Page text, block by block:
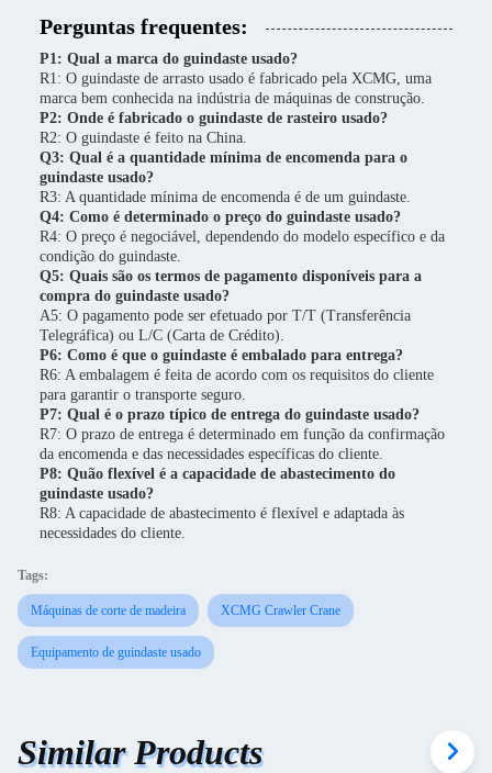
Perguntas frequentes:
P1: Qual a marca do guindaste usado?
R1: O guindaste de arrasto usado é fabricado pela XCMG, uma
marca bem conhecida na indústria de máquinas de construção.
P2: Onde é fabricado o guindaste de rasteiro usado?
R2: O guindaste é feito na China.
Q3: Qual é a quantidade mínima de encomenda para o
guindaste usado?
R3: A quantidade mínima de encomenda é de um guindaste.
Q4: Como é determinado o preço do guindaste usado?
R4: O preço é negociável, dependendo do modelo específico e da
condição do guindaste.
Q5: Quais são os termos de pagamento disponíveis para a
compra do guindaste usado?
A5: O pagamento pode ser efetuado por T/T (Transferência
Telegráfica) ou L/C (Carta de Crédito).
P6: Como é que o guindaste é embalado para entrega?
R6: A embalagem é feita de acordo com os requisitos do cliente
para garantir o transporte seguro.
P7: Qual é o prazo típico de entrega do guindaste usado?
R7: O prazo de entrega é determinado em função da confirmação
da encomenda e das necessidades específicas do cliente.
P8: Quão flexível é a capacidade de abastecimento do
guindaste usado?
R8: A capacidade de abastecimento é flexível e adaptada às
necessidades do cliente.
Tags:
Máquinas de corte de madeira XCMG Crawler Crane
Equipamento de guindaste usado
Similar Products